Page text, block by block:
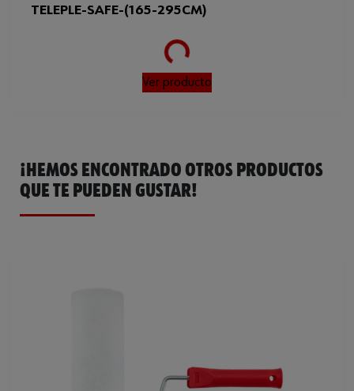
TELEPLE-SAFE-(165-295CM)
Loading...
Ver producto
¡HEMOS ENCONTRADO OTROS PRODUCTOS
QUE TE PUEDEN GUSTAR!